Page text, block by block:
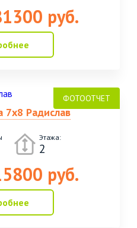
руб.
7х8 Радислав
Этажа:
2
руб.